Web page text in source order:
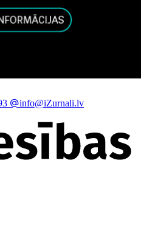
info@iZurnali.lv